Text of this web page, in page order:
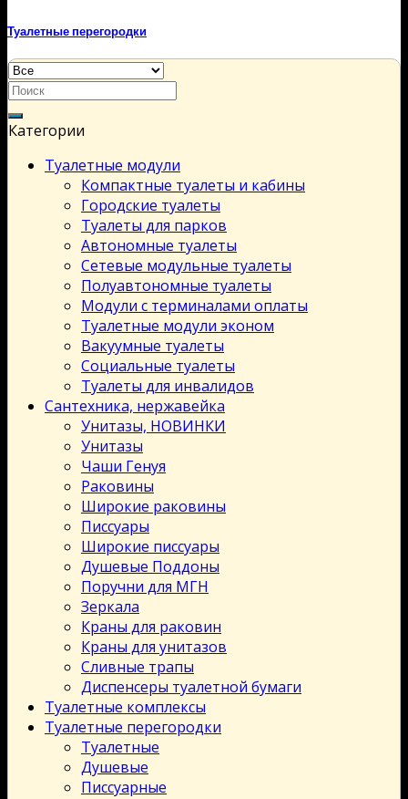
Туалетные перегородки
Категории
Туалетные модули
Компактные туалеты и кабины
Городские туалеты
Туалеты для парков
Автономные туалеты
Сетевые модульные туалеты
Полуавтономные туалеты
Модули с терминалами оплаты
Туалетные модули эконом
Вакуумные туалеты
Социальные туалеты
Туалеты для инвалидов
Сантехника, нержавейка
Унитазы, НОВИНКИ
Унитазы
Чаши Генуя
Раковины
Широкие раковины
Писсуары
Широкие писсуары
Душевые Поддоны
Поручни для МГН
Зеркала
Краны для раковин
Краны для унитазов
Сливные трапы
Диспенсеры туалетной бумаги
Туалетные комплексы
Туалетные перегородки
Туалетные
Душевые
Писсуарные